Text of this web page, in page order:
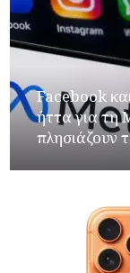
Facebook
ήττα για τη
πλησιάζουν